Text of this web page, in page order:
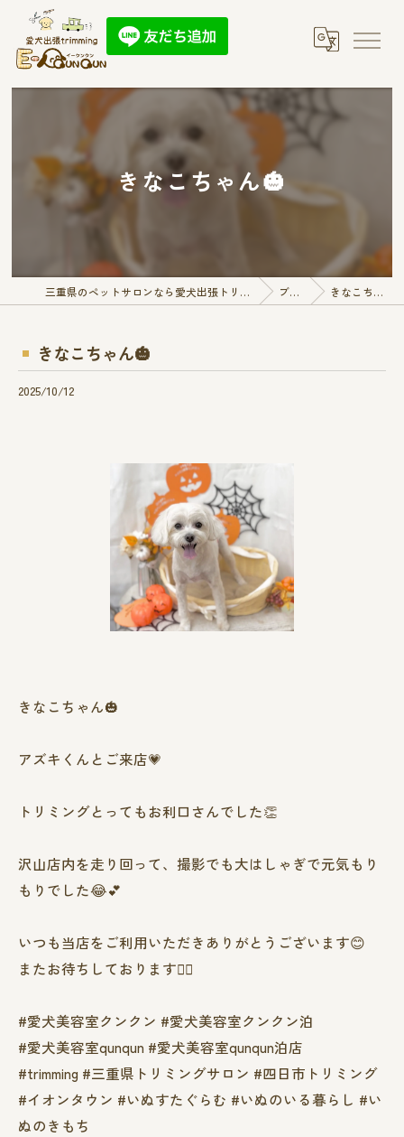
きなこちゃん🎃
三重県のペットサロンなら愛犬出張トリミング E-QunQun ブログ きなこちゃん🎃
きなこちゃん🎃
2025/10/12
きなこちゃん🎃
アズキくんとご来店💗
トリミングとってもお利口さんでした👏
沢山店内を走り回って、撮影でも大はしゃぎで元気もり
もりでした😂💕
いつも当店をご利用いただきありがとうございます😊
またお待ちしております❤️‍🔥
#愛犬美容室クンクン #愛犬美容室クンクン泊
#愛犬美容室qunqun #愛犬美容室qunqun泊店
#trimming #三重県トリミングサロン #四日市トリミング
#イオンタウン #いぬすたぐらむ #いぬのいる暮らし #い
ぬのきもち